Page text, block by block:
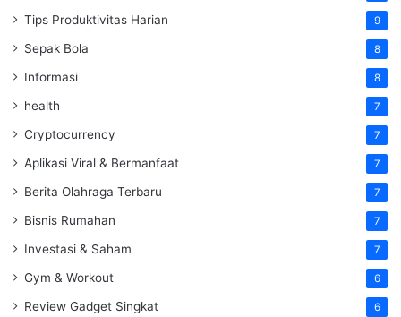
Tips Produktivitas Harian 9
Sepak Bola 8
Informasi 8
health 7
Cryptocurrency 7
Aplikasi Viral & Bermanfaat 7
Berita Olahraga Terbaru 7
Bisnis Rumahan 7
Investasi & Saham 7
Gym & Workout 6
Review Gadget Singkat 6